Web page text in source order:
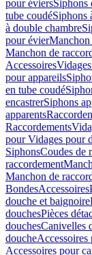
pour éviersSiphons
tube coudéSiphons
à double chambre
pour évierManchon
Manchon de
Accessoires
pour appareils
en tube coudé
encastrerSiphons
apparents
Raccordements
pour Vidages pour
SiphonsCoudes de
raccordement
Manchon de
BondesAccessoires
douche et baignoire
douchesPièces
douchesCanivelles
doucheAccessoires
Accessoires pour